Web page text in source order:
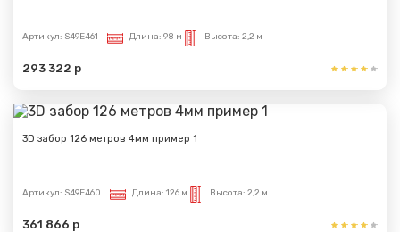
Артикул: S49E461 Длина: 98 м Высота: 2,2 м
293 322 р
3D забор 126 метров 4мм пример 1
Артикул: S49E460 Длина: 126 м Высота: 2,2 м
361 866 р